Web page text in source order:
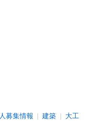
募集情報 建築 大工